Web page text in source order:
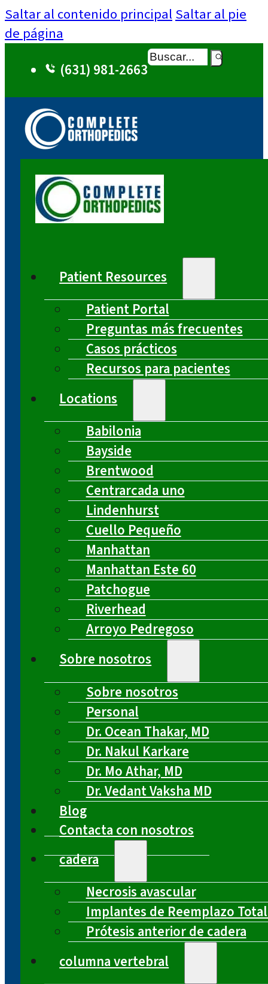
Saltar al contenido principal Saltar al pie
de página
(631) 981-2663
Buscar
Patient Resources
Patient Portal
Preguntas más frecuentes
Casos prácticos
Recursos para pacientes
Locations
Babilonia
Bayside
Brentwood
Centrarcada uno
Lindenhurst
Cuello Pequeño
Manhattan
Manhattan Este 60
Patchogue
Riverhead
Arroyo Pedregoso
Sobre nosotros
Sobre nosotros
Personal
Dr. Ocean Thakar, MD
Dr. Nakul Karkare
Dr. Mo Athar, MD
Dr. Vedant Vaksha MD
Blog
Contacta con nosotros
cadera
Necrosis avascular
Implantes de Reemplazo
Prótesis anterior de cadera
columna vertebral